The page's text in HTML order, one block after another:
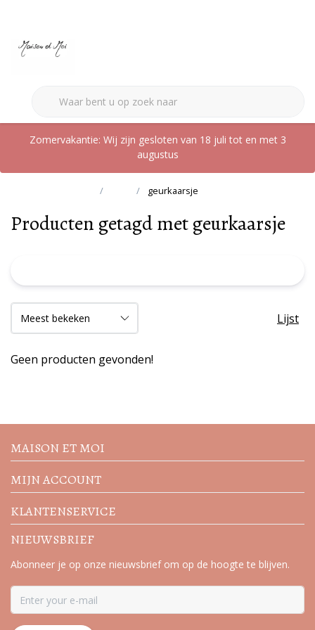
Zomervakantie: Wij zijn gesloten van 18 juli tot en met 3
augustus
geurkaarsje
Producten getagd met geurkaarsje
Lijst
Geen producten gevonden!
acties
MAISON ET MOI
MIJN ACCOUNT
KLANTENSERVICE
NIEUWSBRIEF
Abonneer je op onze nieuwsbrief om op de hoogte te blijven.